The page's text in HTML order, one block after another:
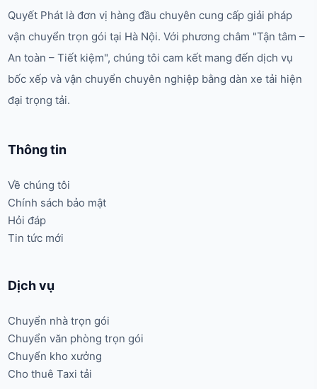
Quyết Phát là đơn vị hàng đầu chuyên cung cấp giải pháp
vận chuyển trọn gói tại Hà Nội. Với phương châm "Tận tâm –
An toàn – Tiết kiệm", chúng tôi cam kết mang đến dịch vụ
bốc xếp và vận chuyển chuyên nghiệp bằng dàn xe tải hiện
đại trọng tải.
Thông tin
Về chúng tôi
Chính sách bảo mật
Hỏi đáp
Tin tức mới
Dịch vụ
Chuyển nhà trọn gói
Chuyển văn phòng trọn gói
Chuyển kho xưởng
Cho thuê Taxi tải